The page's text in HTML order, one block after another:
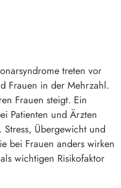
treten vor
Frauen in der Mehrzahl.
Frauen steigt. Ein
Patienten und Ärzten
Übergewicht und
bei Frauen anders wirken
wichtigen Risikofaktor